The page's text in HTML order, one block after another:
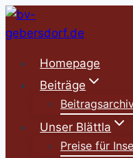
Zum
Inhalt
Homepage
Beiträge
Unser Blättla
Preise für